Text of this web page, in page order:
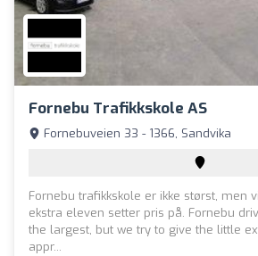
Fornebu Trafikkskole AS
Fornebuveien 33 - 1366, Sandvika
Fornebu trafikkskole er ikke størst, men
ekstra eleven setter pris på. Fornebu
the largest, but we try to give the little
appr...